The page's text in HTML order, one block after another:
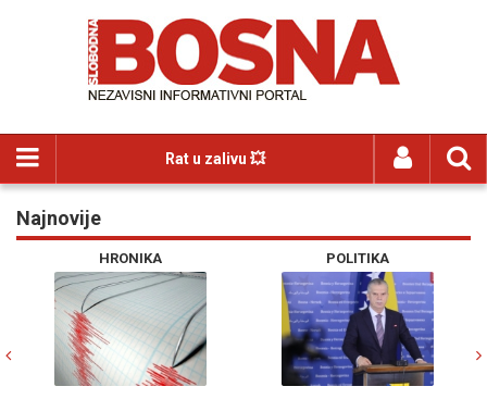
Rat u zalivu 💥
Najnovije
HRONIKA POLITIKA